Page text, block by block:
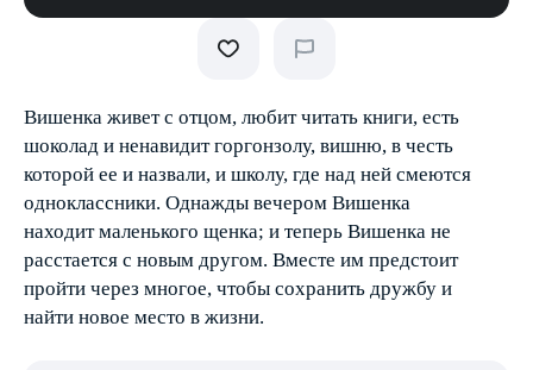
Вишенка живет с отцом, любит читать книги, есть
шоколад и ненавидит горгонзолу, вишню, в честь
которой ее и назвали, и школу, где над ней смеются
одноклассники. Однажды вечером Вишенка
находит маленького щенка; и теперь Вишенка не
расстается с новым другом. Вместе им предстоит
пройти через многое, чтобы сохранить дружбу и
найти новое место в жизни.